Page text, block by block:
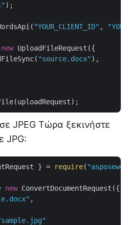
);
"YOUR_CLIENT_ID" ,
new UploadFileRequest({
"source.docx" ),
JPEG Τώρα ξεκινήστε
JPG:
} = require(
new ConvertDocumentRequest({
,